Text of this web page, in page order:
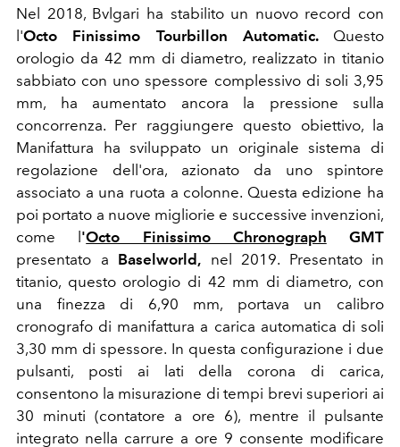
Nel 2018, Bvlgari ha stabilito un nuovo record con
l'Octo Finissimo Tourbillon Automatic. Questo
orologio da 42 mm di diametro, realizzato in titanio
sabbiato con uno spessore complessivo di soli 3,95
mm, ha aumentato ancora la pressione sulla
concorrenza. Per raggiungere questo obiettivo, la
Manifattura ha sviluppato un originale sistema di
regolazione dell'ora, azionato da uno spintore
associato a una ruota a colonne. Questa edizione ha
poi portato a nuove migliorie e successive invenzioni,
come l 'Octo Finissimo Chronograph GMT
presentato a Baselworld, nel 2019. Presentato in
titanio, questo orologio di 42 mm di diametro, con
una finezza di 6,90 mm, portava un calibro
cronografo di manifattura a carica automatica di soli
3,30 mm di spessore. In questa configurazione i due
pulsanti, posti ai lati della corona di carica,
consentono la misurazione di tempi brevi superiori ai
30 minuti (contatore a ore 6), mentre il pulsante
integrato nella carrure a ore 9 consente modificare